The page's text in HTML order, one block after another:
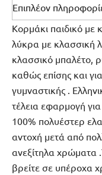
Επιπλέον
Κορμάκι παιδικό με
λύκρα με κλασσική
κλασσικό μπαλέτο,
καθώς επίσης και
γυμναστικής .
τέλεια εφαρμογή για
100% πολυέστερ
αντοχή μετά από
ανεξίτηλα χρώματα
βρείτε σε υπέροχα